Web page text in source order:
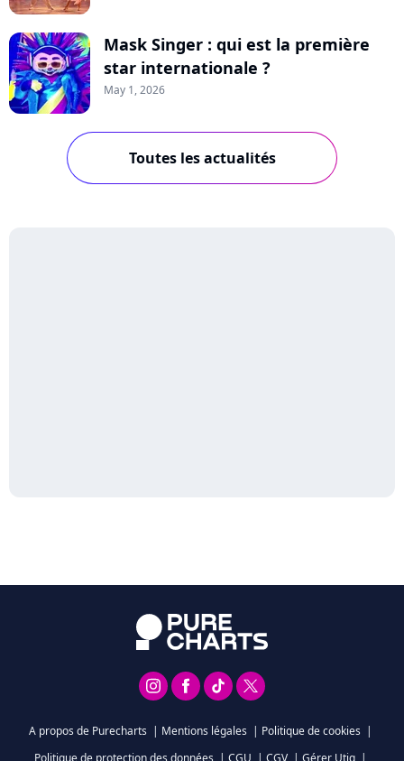
Mask Singer : qui est la première
star internationale ?
May 1, 2026
Toutes les actualités
A propos de Purecharts | Mentions légales | Politique de cookies |